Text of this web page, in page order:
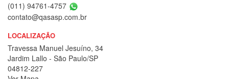
(011) 94761-4757
contato@qasasp.com.br
LOCALIZAÇÃO
Travessa Manuel Jesuíno, 34
Jardim Lallo - São Paulo/SP
04812-227